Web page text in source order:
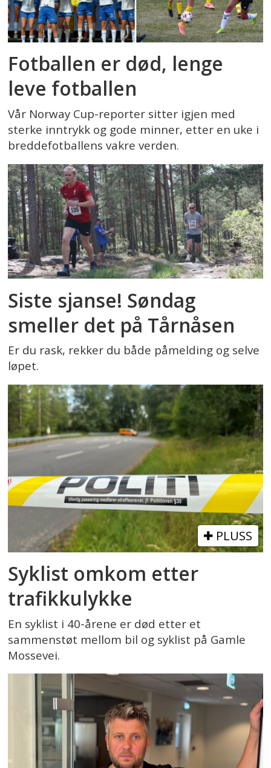
Fotballen er død, lenge
leve fotballen
Vår Norway Cup-reporter sitter igjen med
sterke inntrykk og gode minner, etter en uke i
breddefotballens vakre verden.
Siste sjanse! Søndag
smeller det på Tårnåsen
Er du rask, rekker du både påmelding og selve
løpet.
PLUSS
Syklist omkom etter
trafikkulykke
En syklist i 40-årene er død etter et
sammenstøt mellom bil og syklist på Gamle
Mossevei.